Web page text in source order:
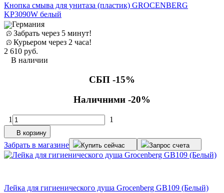
Кнопка смыва для унитаза (пластик) GROCENBERG
KP3090W белый
Германия
Забрать через 5 минут!
Курьером через 2 часа!
2 610 руб.
В наличии
СБП -15%
Наличними -20%
1 1
В корзину
Забрать в магазине Купить сейчас Запрос счета
Лейка для гигиенического душа Grocenberg GB109 (Белый)